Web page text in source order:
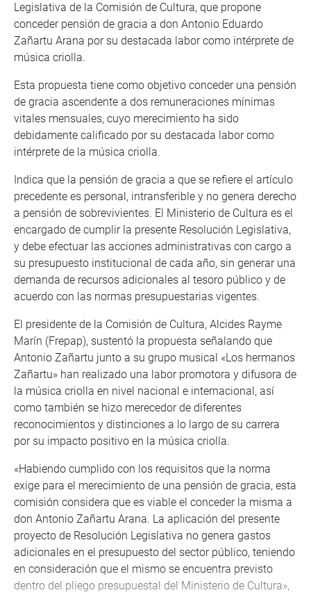
Legislativa de la Comisión de Cultura, que propone
conceder pensión de gracia a don Antonio Eduardo
Zañartu Arana por su destacada labor como intérprete de
música criolla.
Esta propuesta tiene como objetivo conceder una pensión
de gracia ascendente a dos remuneraciones mínimas
vitales mensuales, cuyo merecimiento ha sido
debidamente calificado por su destacada labor como
intérprete de la música criolla.
Indica que la pensión de gracia a que se refiere el artículo
precedente es personal, intransferible y no genera derecho
a pensión de sobrevivientes. El Ministerio de Cultura es el
encargado de cumplir la presente Resolución Legislativa,
y debe efectuar las acciones administrativas con cargo a
su presupuesto institucional de cada año, sin generar una
demanda de recursos adicionales al tesoro público y de
acuerdo con las normas presupuestarias vigentes.
El presidente de la Comisión de Cultura, Alcides Rayme
Marín (Frepap), sustentó la propuesta señalando que
Antonio Zañartu junto a su grupo musical «Los hermanos
Zañartu» han realizado una labor promotora y difusora de
la música criolla en nivel nacional e internacional, así
como también se hizo merecedor de diferentes
reconocimientos y distinciones a lo largo de su carrera
por su impacto positivo en la música criolla.
«Habiendo cumplido con los requisitos que la norma
exige para el merecimiento de una pensión de gracia, esta
comisión considera que es viable el conceder la misma a
don Antonio Zañartu Arana. La aplicación del presente
proyecto de Resolución Legislativa no genera gastos
adicionales en el presupuesto del sector público, teniendo
en consideración que el mismo se encuentra previsto
dentro del pliego presupuestal del Ministerio de Cultura»,